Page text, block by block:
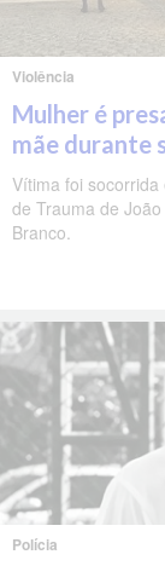
Violência
Mulher é
mãe durante
Vítima foi
de Trauma de
Branco.
Polícia